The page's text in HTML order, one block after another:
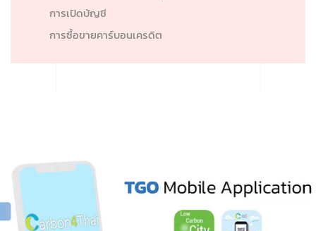
การเปิดบัญชี
การซื้อขายคาร์บอนเครดิต